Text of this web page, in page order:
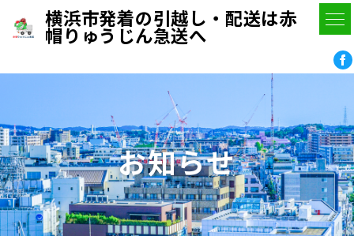
横浜市発着の引越し・配送は赤
帽りゅうじん急送へ
お知らせ